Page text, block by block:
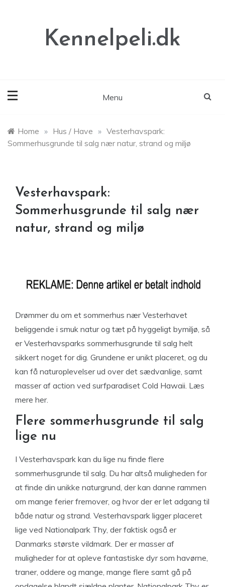
Kennelpeli.dk
Menu
Home » Hus / Have » Vesterhavspark:
Sommerhusgrunde til salg nær natur, strand og miljø
Vesterhavspark:
Sommerhusgrunde til salg nær
natur, strand og miljø
Drømmer du om et sommerhus nær Vesterhavet
beliggende i smuk natur og tæt på hyggeligt bymiljø, så
er Vesterhavsparks sommerhusgrunde til salg helt
sikkert noget for dig. Grundene er unikt placeret, og du
kan få naturoplevelser ud over det sædvanlige, samt
masser af action ved surfparadiset Cold Hawaii. Læs
mere her.
Flere sommerhusgrunde til salg
lige nu
I Vesterhavspark kan du lige nu finde flere
sommerhusgrunde til salg. Du har altså muligheden for
at finde din unikke naturgrund, der kan danne rammen
om mange ferier fremover, og hvor der er let adgang til
både natur og strand. Vesterhavspark ligger placeret
lige ved Nationalpark Thy, der faktisk også er
Danmarks største vildmark. Der er masser af
muligheder for at opleve fantastiske dyr som havørne,
traner, oddere og mange, mange flere samt gå på